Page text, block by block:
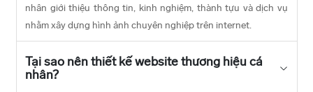
nhân giới thiệu thông tin, kinh nghiệm, thành tựu và dịch vụ
nhằm xây dựng hình ảnh chuyên nghiệp trên internet.
Tại sao nên thiết kế website thương hiệu cá
nhân?